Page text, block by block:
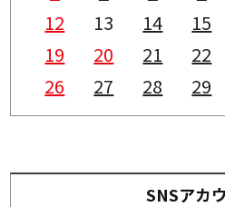
12
13 14 15
19
20 21 22
26
27 28 29
SNSアカ